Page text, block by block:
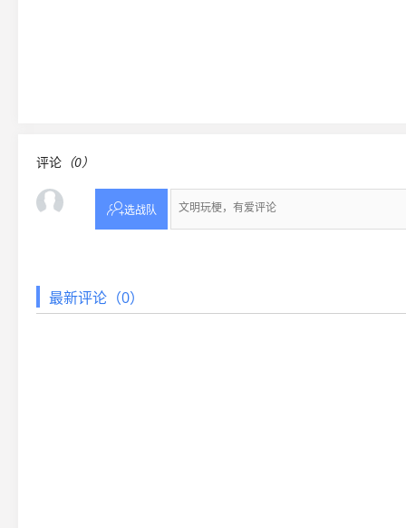
评论 （0）
选战队
最新评论（0）